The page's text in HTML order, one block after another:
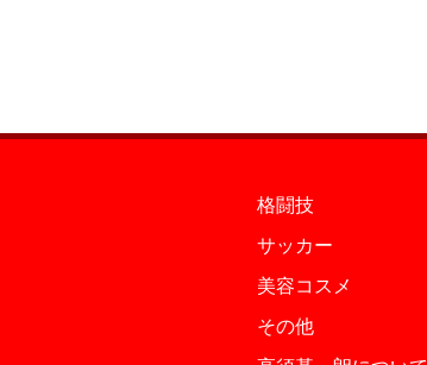
格闘技
サッカー
美容コスメ
その他